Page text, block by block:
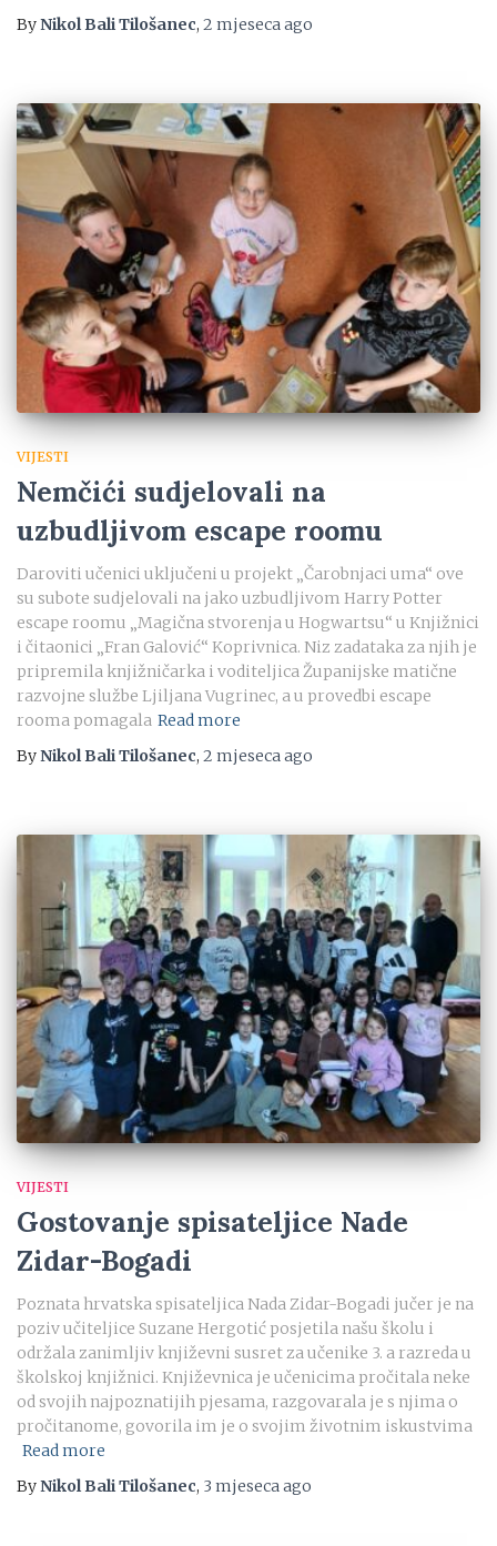
ByNikol Bali Tilošanec, 2 mjesecaago
VIJESTI
Nemčići sudjelovali na
uzbudljivom escape roomu
Daroviti učenici uključeni u projekt „Čarobnjaci uma“ ove
su subote sudjelovali na jako uzbudljivom Harry Potter
escape roomu „Magična stvorenja u Hogwartsu“ u Knjižnici
i čitaonici „Fran Galović“ Koprivnica. Niz zadataka za njih je
pripremila knjižničarka i voditeljica Županijske matične
razvojne službe Ljiljana Vugrinec, a u provedbi escape
rooma pomagala Read more
ByNikol Bali Tilošanec, 2 mjesecaago
VIJESTI
Gostovanje spisateljice Nade
Zidar-Bogadi
Poznata hrvatska spisateljica Nada Zidar-Bogadi jučer je na
poziv učiteljice Suzane Hergotić posjetila našu školu i
održala zanimljiv književni susret za učenike 3. a razreda u
školskoj knjižnici. Književnica je učenicima pročitala neke
od svojih najpoznatijih pjesama, razgovarala je s njima o
pročitanome, govorila im je o svojim životnim iskustvima
Read more
ByNikol Bali Tilošanec, 3 mjesecaago